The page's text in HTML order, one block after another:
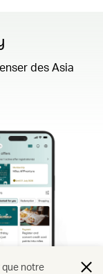
des Asia
que notre